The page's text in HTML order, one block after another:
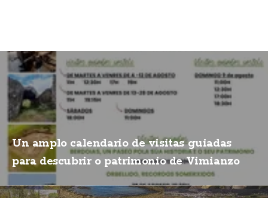
Un amplo calendario de visitas guiadas
para descubrir o patrimonio de Vimianzo